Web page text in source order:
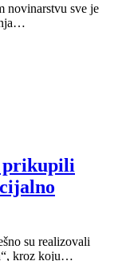
novinarstvu sve je
prikupili
su realizovali
kroz koju…